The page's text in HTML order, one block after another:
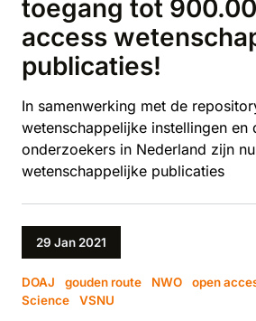
toegang tot
access
publicaties!
In samenwerking met de
wetenschappelijke instellingen en
onderzoekers in Nederland zijn
wetenschappelijke publicaties
29 Jan 2021
DOAJ gouden route NWO open
Science
VSNU